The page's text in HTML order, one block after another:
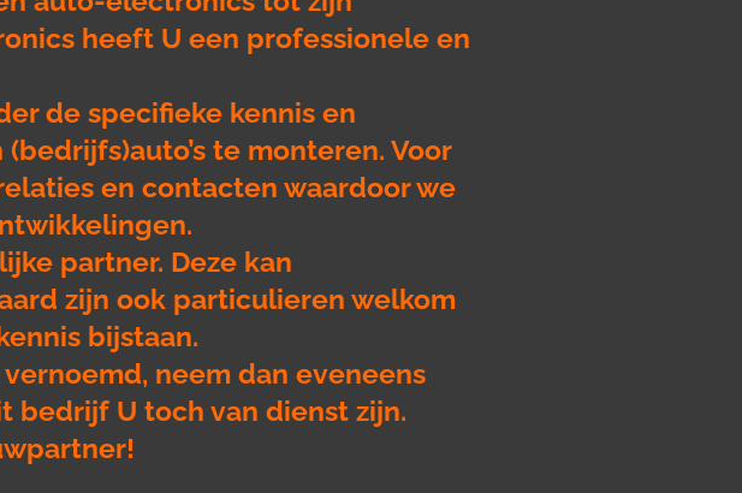
heeft U een professionele en
de specifieke kennis en
te monteren. Voor
en contacten waardoor we
partner. Deze kan
zijn ook particulieren welkom
bijstaan.
neem dan eveneens
bedrijf U toch van dienst zijn.